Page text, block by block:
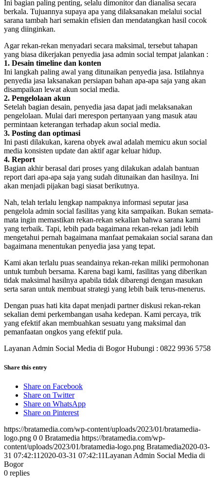
Ini bagian paling penting, selalu dimonitor dan dianalisa secara
berkala. Tujuannya supaya apa yang dilaksanakan melalui social
sarana tambah hari semakin efisien dan mendatangkan hasil cocok
yang diinginkan.
Agar rekan-rekan menyadari secara maksimal, tersebut tahapan
yang biasa dikerjakan penyedia jasa admin social tempat jalankan :
1. Desain timeline dan konten
Ini langkah paling awal yang ditunaikan penyedia jasa. Istilahnya
penyedia jasa laksanakan persiapan bahan apa-apa saja yang akan
disampaikan lewat akun social media.
2. Pengelolaan akun
Setelah bagian desain, penyedia jasa dapat jadi melaksanakan
pengelolaan. Mulai dari merespon pertanyaan yang masuk atau
permintaan keterangan terhadap akun social media.
3. Posting dan optimasi
Ini pasti dilakukan, karena obyek awal adalah memicu akun social
media konsisten update dan aktif agar keluar hidup.
4. Report
Bagian akhir berasal dari proses yang dilakukan adalah bantuan
report dari apa-apa saja yang sudah ditunaikan dan hasilnya. Ini
akan menjadi pijakan bagi siasat berikutnya.
Nah, telah terlalu lengkap nampaknya informasi seputar jasa
pengelola admin social fasilitas yang kita sampaikan. Bukan semata-
mata ingin memastikan rekan-rekan sekalian bahwa sarana kami
yang terbaik. Tapi, lebih pada bagaimana rekan-rekan jadi lebih
mengetahui pernah bagaimana manfaat pemakaian social sarana dan
bagaimana menentukan penyedia jasa yang tepat.
Kami akan terlalu puas seandainya rekan-rekan miliki permohonan
untuk tumbuh bersama. Karena bagi kami, fasilitas yang diberikan
tidak maksimal hasilnya apabila tidak dibarengi dengan masukan
serta saran untuk membuat strategi yang lebih baik terus-menerus.
Dengan puas hati kita dapat menjadi partner diskusi rekan-rekan
sekalian demi perkembangan usaha kedepan. Kami percaya, trik
yang efektif akan membuahkan sesuatu yang maksimal dan
pemanfaatan ongkos yang efektif pula.
Layanan Admin Social Media di Bogor Hubungi : 0822 9936 5758
Share this entry
Share on Facebook
Share on Twitter
Share on WhatsApp
Share on Pinterest
https://bratamedia.com/wp-content/uploads/2023/01/bratamedia-
logo.png 0 0 Bratamedia https://bratamedia.com/wp-
content/uploads/2023/01/bratamedia-logo.png Bratamedia2020-03-
31 07:42:11 2020-03-31 07:42:11Layanan Admin Social Media di
Bogor
0 replies